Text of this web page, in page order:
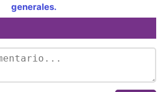
generales.